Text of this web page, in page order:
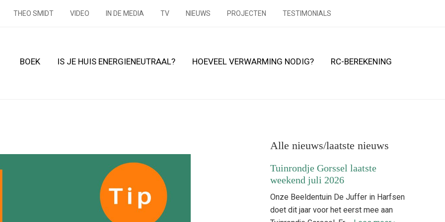
THEO SMIDT VIDEO IN DE MEDIA TV NIEUWS PROJECTEN TESTIMONIALS
BOEK IS JE HUIS ENERGIENEUTRAAL? HOEVEEL VERWARMING NODIG? RC-BEREKENING
Sidebar
Alle nieuws/laatste nieuws
Tuinrondje Gorssel laatste
weekend juli 2026
Onze Beeldentuin De Juffer in Harfsen
doet dit jaar voor het eerst mee aan